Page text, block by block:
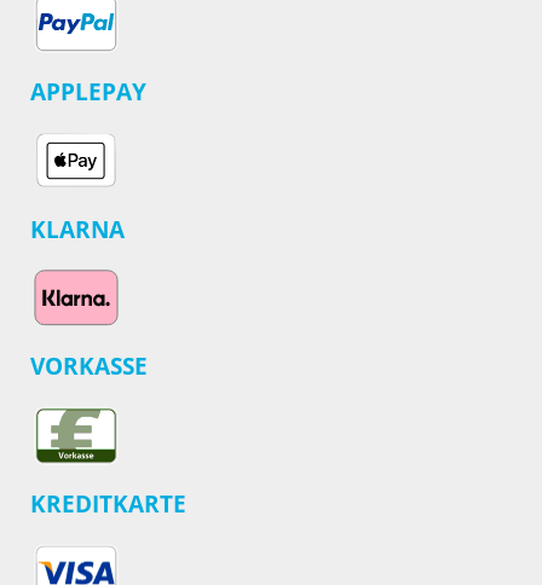
APPLEPAY
KLARNA
VORKASSE
KREDITKARTE